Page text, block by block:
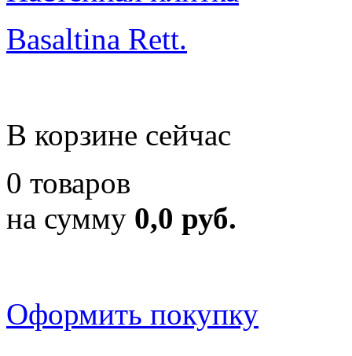
Basaltina Rett.
В корзине сейчас
0 товаров
на сумму 0,0 руб.
Оформить покупку